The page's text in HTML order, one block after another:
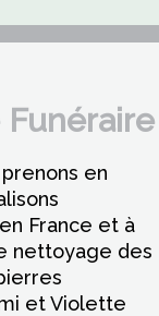
en
France et à
nettoyage des
et Violette